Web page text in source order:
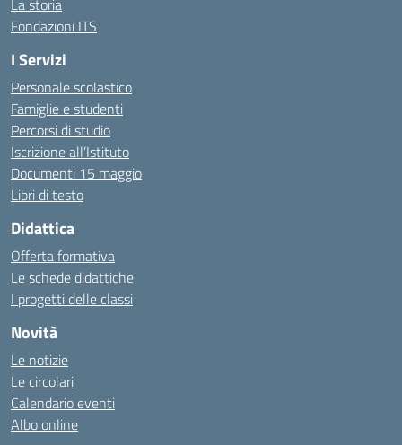
La storia
Fondazioni ITS
I Servizi
Personale scolastico
Famiglie e studenti
Percorsi di studio
Iscrizione all’Istituto
Documenti 15 maggio
Libri di testo
Didattica
Offerta formativa
Le schede didattiche
I progetti delle classi
Novità
Le notizie
Le circolari
Calendario eventi
Albo online